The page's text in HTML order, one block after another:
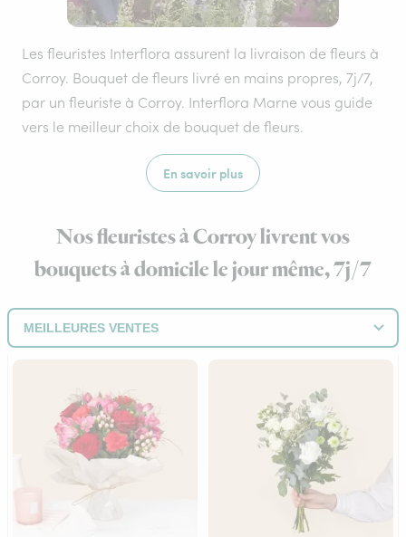
Les fleuristes Interflora assurent la livraison de fleurs à
Corroy. Bouquet de fleurs livré en mains propres, 7j/7,
par un fleuriste à Corroy. Interflora Marne vous guide
vers le meilleur choix de bouquet de fleurs.
En savoir plus
Nos fleuristes à Corroy livrent vos
bouquets à domicile le jour même, 7j/7